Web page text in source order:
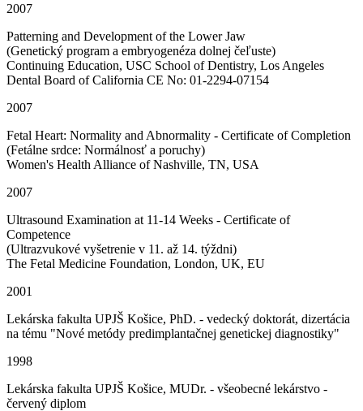
2007
Patterning and Development of the Lower Jaw
(Genetický program a embryogenéza dolnej čeľuste)
Continuing Education, USC School of Dentistry, Los Angeles
Dental Board of California CE No: 01-2294-07154
2007
Fetal Heart: Normality and Abnormality - Certificate of Completion
(Fetálne srdce: Normálnosť a poruchy)
Women's Health Alliance of Nashville, TN, USA
2007
Ultrasound Examination at 11-14 Weeks - Certificate of
Competence
(Ultrazvukové vyšetrenie v 11. až 14. týždni)
The Fetal Medicine Foundation, London, UK, EU
2001
Lekárska fakulta UPJŠ Košice, PhD. - vedecký doktorát, dizertácia
na tému "Nové metódy predimplantačnej genetickej diagnostiky"
1998
Lekárska fakulta UPJŠ Košice, MUDr. - všeobecné lekárstvo -
červený diplom